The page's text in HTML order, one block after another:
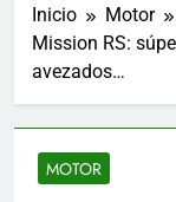
Inicio
Motor
Mission RS:
avezados…
MOTOR